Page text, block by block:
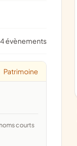
4 évènements
Patrimoine